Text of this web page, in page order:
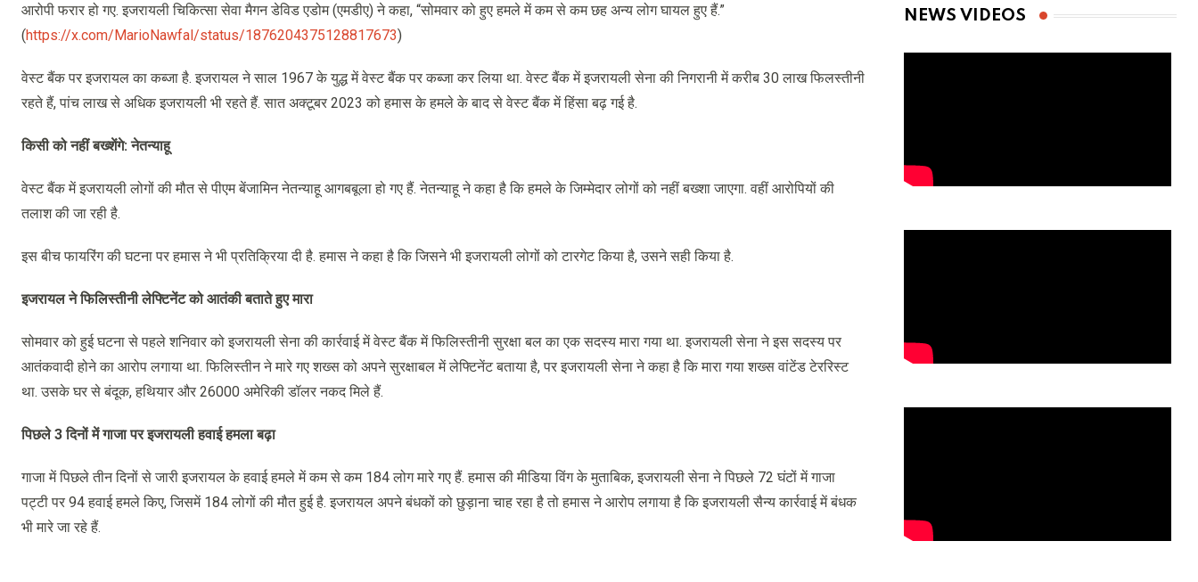
आरोपी फरार हो गए. इजरायली चिकित्सा सेवा मैगन डेविड एडोम (एमडीए) ने कहा, “सोमवार को हुए हमले में कम से कम छह अन्य लोग घायल हुए हैं.”
(https://x.com/MarioNawfal/status/1876204375128817673)
वेस्ट बैंक पर इजरायल का कब्जा है. इजरायल ने साल 1967 के युद्ध में वेस्ट बैंक पर कब्जा कर लिया था. वेस्ट बैंक में इजरायली सेना की निगरानी में करीब 30 लाख फिलस्तीनी
रहते हैं, पांच लाख से अधिक इजरायली भी रहते हैं. सात अक्टूबर 2023 को हमास के हमले के बाद से वेस्ट बैंक में हिंसा बढ़ गई है.
किसी को नहीं बख्शेंगे: नेतन्याहू
वेस्ट बैंक में इजरायली लोगों की मौत से पीएम बेंजामिन नेतन्याहू आगबबूला हो गए हैं. नेतन्याहू ने कहा है कि हमले के जिम्मेदार लोगों को नहीं बख्शा जाएगा. वहीं आरोपियों की
तलाश की जा रही है.
इस बीच फायरिंग की घटना पर हमास ने भी प्रतिक्रिया दी है. हमास ने कहा है कि जिसने भी इजरायली लोगों को टारगेट किया है, उसने सही किया है.
इजरायल ने फिलिस्तीनी लेफ्टिनेंट को आतंकी बताते हुए मारा
सोमवार को हुई घटना से पहले शनिवार को इजरायली सेना की कार्रवाई में वेस्ट बैंक में फिलिस्तीनी सुरक्षा बल का एक सदस्य मारा गया था. इजरायली सेना ने इस सदस्य पर
आतंकवादी होने का आरोप लगाया था. फिलिस्तीन ने मारे गए शख्स को अपने सुरक्षाबल में लेफ्टिनेंट बताया है, पर इजरायली सेना ने कहा है कि मारा गया शख्स वांटेंड टेररिस्ट
था. उसके घर से बंदूक, हथियार और 26000 अमेरिकी डॉलर नकद मिले हैं.
पिछले 3 दिनों में गाजा पर इजरायली हवाई हमला बढ़ा
गाजा में पिछले तीन दिनों से जारी इजरायल के हवाई हमले में कम से कम 184 लोग मारे गए हैं. हमास की मीडिया विंग के मुताबिक, इजरायली सेना ने पिछले 72 घंटों में गाजा
पट्टी पर 94 हवाई हमले किए, जिसमें 184 लोगों की मौत हुई है. इजरायल अपने बंधकों को छुड़ाना चाह रहा है तो हमास ने आरोप लगाया है कि इजरायली सैन्य कार्रवाई में बंधक
भी मारे जा रहे हैं.
NEWS VIDEOS